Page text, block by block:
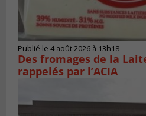
Publié le 4 août 2026 à 13h18
Des fromages de la
rappelés par l’ACIA